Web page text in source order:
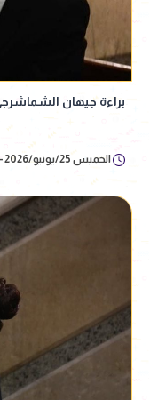
براءة جيهان
الخميس 25/يونيو/2026 - 02:02 م